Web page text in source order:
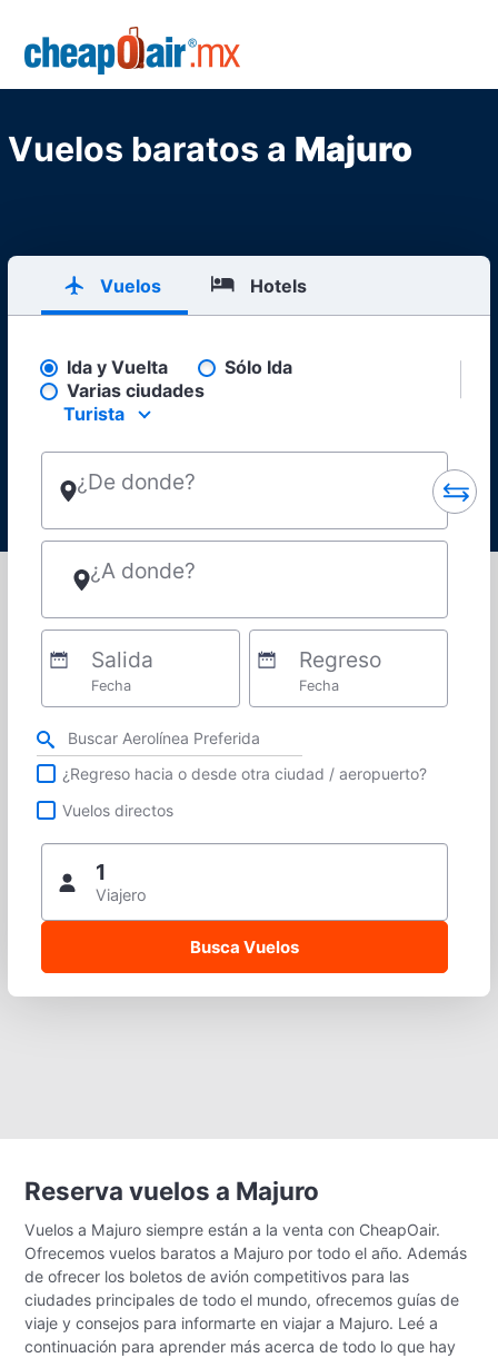
Skip to main content
Vuelos baratos a Majuro
Vuelos Hotels
Pick your flight type
Ida y Vuelta
Sólo Ida
Varias ciudades
Select your preferred seating class.
Turista
¿De donde?
¿A donde?
Salida
Fecha
Regreso
Fecha
Refina tu búsqueda por aerolínea, ciudad o aeropuerto o vuelos directos
¿Regreso hacia o desde otra ciudad / aeropuerto?
Vuelos directos
1
Viajero
Reserva vuelos a Majuro
Vuelos a Majuro siempre están a la venta con CheapOair.
Ofrecemos vuelos baratos a Majuro por todo el año. Además
de ofrecer los boletos de avión competitivos para las
ciudades principales de todo el mundo, ofrecemos guías de
viaje y consejos para informarte en viajar a Majuro. Leé a
continuación para aprender más acerca de todo lo que hay